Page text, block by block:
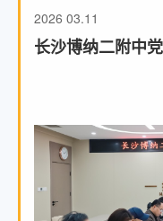
2026 03.11
长沙博纳二附中